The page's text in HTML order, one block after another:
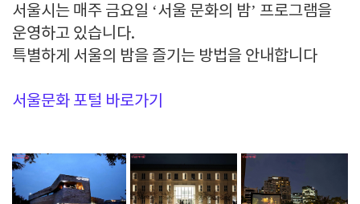
서울시는 매주 금요일 ‘서울 문화의 밤’ 프로그램을
운영하고 있습니다.
특별하게 서울의 밤을 즐기는 방법을 안내합니다
서울문화 포털 바로가기